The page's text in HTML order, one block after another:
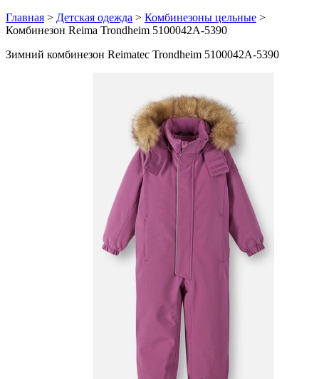
Главная > Детская одежда > Комбинезоны цельные >
Комбинезон Reima Trondheim 5100042A-5390
Зимний комбинезон Reimatec Trondheim 5100042A-5390